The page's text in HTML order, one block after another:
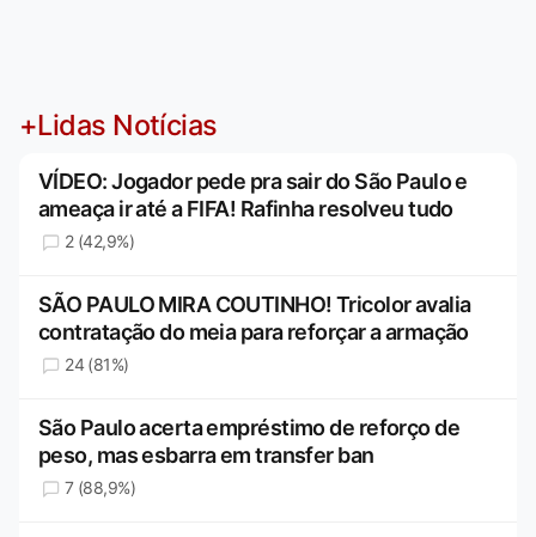
+Lidas Notícias
VÍDEO: Jogador pede pra sair do São Paulo e
ameaça ir até a FIFA! Rafinha resolveu tudo
2 (42,9%)
SÃO PAULO MIRA COUTINHO! Tricolor avalia
contratação do meia para reforçar a armação
24 (81%)
São Paulo acerta empréstimo de reforço de
peso, mas esbarra em transfer ban
7 (88,9%)